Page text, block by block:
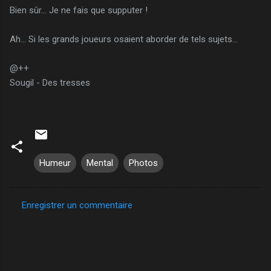
Bien sûr... Je ne fais que supputer !
Ah... Si les grands joueurs osaient aborder de tels sujets...
@++
Sougil - Des tresses
Humeur Mental Photos
Enregistrer un commentaire